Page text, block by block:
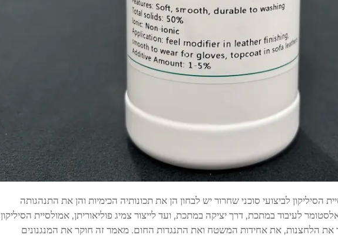
הסיליקון לביצועי סוכני שחרור יש לבחון הן את תכונותיה הכימיות והן את התנהגותה
לעיבוד במתכת, דרך יציקה במתכת, ועד לייצור צמיג פוליאוריתן, אמולסיית הסיליקון
את הלחצנות, את אחידות המשטח ואת התנגדות החום. מאמר זה חוקר את המנגנונים